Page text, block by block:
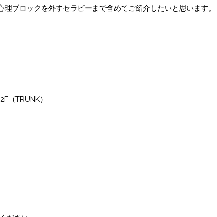
ブロックを外すセラピーまで含めてご紹介したいと思います。
（TRUNK）